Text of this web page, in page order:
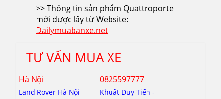
>> Thông tin sản phẩm Quattroporte
mới được lấy từ Website:
Dailymuabanxe.net
TƯ VẤN MUA XE
Hà Nội
Land Rover Hà Nội
0825597777
Khuất Duy Tiến -